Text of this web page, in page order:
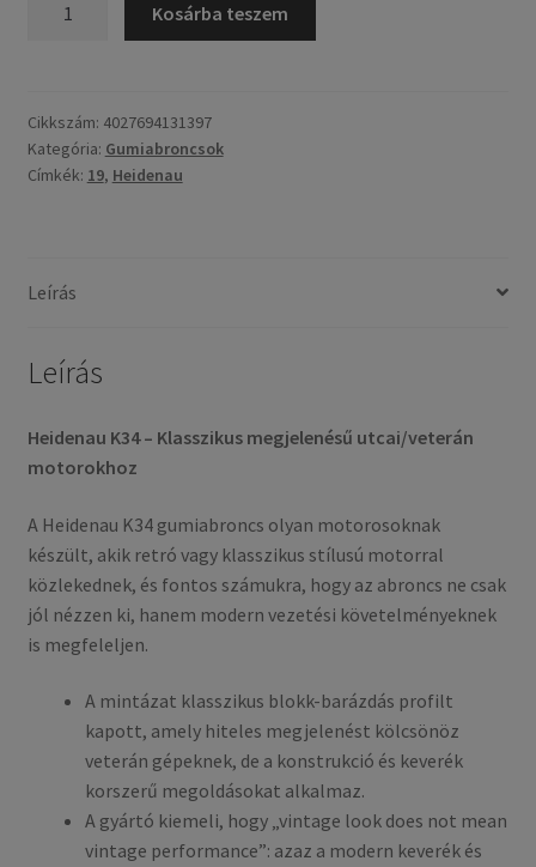
-
19
49S
Kosárba teszem
Cikkszám: 4027694131397
Kategória: Gumiabroncsok
Címkék: 19, Heidenau
Leírás
Leírás
Heidenau K34 – Klasszikus megjelenésű utcai/veterán
motorokhoz
A Heidenau K34 gumiabroncs olyan motorosoknak
készült, akik retró vagy klasszikus stílusú motorral
közlekednek, és fontos számukra, hogy az abroncs ne csak
jól nézzen ki, hanem modern vezetési követelményeknek
is megfeleljen.
A mintázat klasszikus blokk-barázdás profilt
kapott, amely hiteles megjelenést kölcsönöz
veterán gépeknek, de a konstrukció és keverék
korszerű megoldásokat alkalmaz.
A gyártó kiemeli, hogy „vintage look does not mean
vintage performance”: azaz a modern keverék és